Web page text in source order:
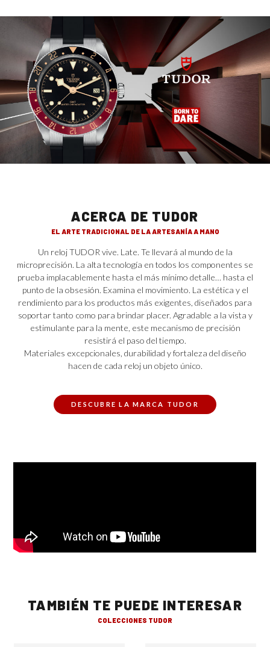
ACERCA DE TUDOR
EL ARTE TRADICIONAL DE LA ARTESANÍA A MANO
Un reloj TUDOR vive. Late. Te llevará al mundo de la
microprecisión. La alta tecnología en todos los componentes se
prueba implacablemente hasta el más mínimo detalle… hasta el
punto de la obsesión. Examina el movimiento. La estética y el
rendimiento para los productos más exigentes, diseñados para
soportar tanto como para brindar placer. Agradable a la vista y
estimulante para la mente, este mecanismo de precisión
resistirá el paso del tiempo.
Materiales excepcionales, durabilidad y fortaleza del diseño
hacen de cada reloj un objeto único.
DESCUBRE LA MARCA TUDOR
TAMBIÉN TE PUEDE INTERESAR
COLECCIONES TUDOR